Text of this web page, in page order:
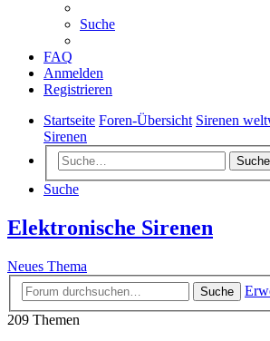
Suche
FAQ
Anmelden
Registrieren
Startseite Foren-Übersicht Sirenen
Sirenen
Suche
Suche
Elektronische Sirenen
Neues Thema
Suche
209 Themen